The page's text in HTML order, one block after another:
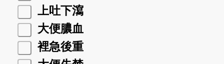
上吐下瀉
大便膿血
裡急後重